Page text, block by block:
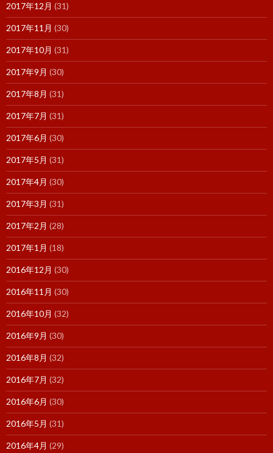
2017年12月 (31)
2017年11月 (30)
2017年10月 (31)
2017年9月 (30)
2017年8月 (31)
2017年7月 (31)
2017年6月 (30)
2017年5月 (31)
2017年4月 (30)
2017年3月 (31)
2017年2月 (28)
2017年1月 (18)
2016年12月 (30)
2016年11月 (30)
2016年10月 (32)
2016年9月 (30)
2016年8月 (32)
2016年7月 (32)
2016年6月 (30)
2016年5月 (31)
2016年4月 (29)